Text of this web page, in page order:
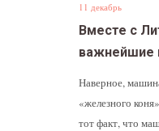
11 декабрь
Вместе с
важнейшие
Наверное,
«железного
тот факт, что